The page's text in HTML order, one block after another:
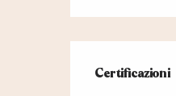
Certificazioni
Certificazioni